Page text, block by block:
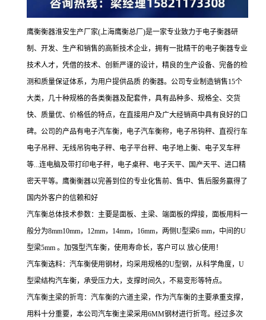
鹰衡衡器淮安生产厂家(上海鹰衡总厂)是一家专业致力于电子衡器研
制、开发、生产和销售的高新技术企业，拥有一批精干的电子衡器专业
技术人才，凭借的技术、创新严谨的设计，精良的生产设备、完备的检
测和质量保证体系，为用户提供品质 的衡器。公司专业制造销售15个
大类，几十种规格的各类衡器及配套件，具有品种多、规格全、交货
快、质量优、价格低的特点，在直接用户及广大经销商中具有良好的口
碑。公司的产品有电子汽车衡，电子汽车衡称，电子吊钩秤、直视行车
电子吊秤、无线吊钩电子秤、电子平台秤、电子地上衡、电子叉车秤
等...连电脑及带打印电子秤，电子桌秤、电子天平、国产天平、进口精
密天平等。鹰衡衡器以完善到位的专业化售前、售中、售后服务赢得了
国内外客户的信赖和好
汽车衡总体技术参数： 主要是面板、主梁、端面板的焊接，面板用料一
般分为8mm10mm，12mm，14mm，16mm，两侧U型梁6 mm，中间的U
型梁5mm 。加强型汽车衡，使用寿命长，客户可以 放心使用！
汽车衡选料：汽车衡使用钢材，均采用规格的U型钢，从科学角度，U
型梁结构汽车衡，承受压力大，支撑时间久，不易变形等特点。
汽车衡主梁的折弯：汽车衡的六道主梁，作为汽车衡的主要承重支撑，
用料十分重要，本公司汽车衡主梁采用6MM钢材进行折弯。经过多次